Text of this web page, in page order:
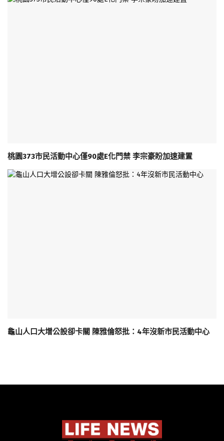
桃園373市民活動中心僅90處E化門禁 李宗豪盼加速建置
龜山人口大增公設卻卡關 陳雅倫怒批：4年沒新市民活動中心